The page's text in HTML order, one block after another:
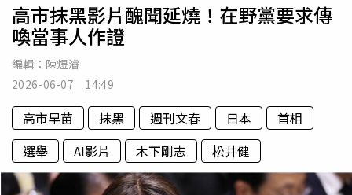
高市抹黑影片醜聞延燒！在野黨要求傳
喚當事人作證
編輯： 陳煜濬
2026-06-07 14:49
高市早苗 抹黑 週刊文春 日本
首相
選舉
AI影片 木下剛志 松井健